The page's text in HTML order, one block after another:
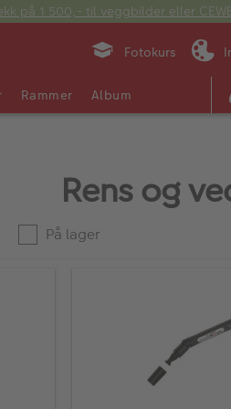
på 1 500,- til veggbilder eller
Fotokurs
Rammer Album
Rens og
På lager